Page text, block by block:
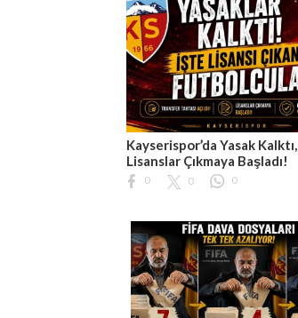
Kayserispor’da Yasak Kalktı,
Lisanslar Çıkmaya Başladı!
0 0 0